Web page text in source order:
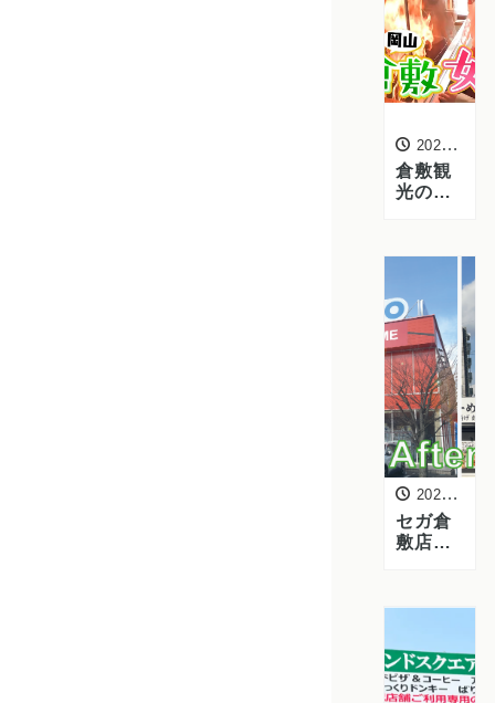
2024年4月24日
倉敷観
光の際
媛あい
「よる
マ
チ！」
で「ゆ
うなぎ
倉敷本
店」が
紹介さ
れまし
た 2022年12月15日
セガ倉
敷店が
してリ
アルオ
ープ
ン！